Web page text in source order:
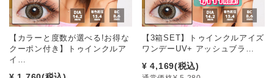
【カラーと度数が選べる!お得な
クーポン付き】トゥインクルア
イ…
【3箱SET】トゥインクルアイズ
ワンデーUV+ アッシュブラ…
¥ 4,169(税込)